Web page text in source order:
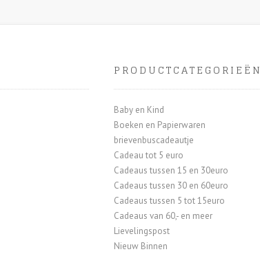
PRODUCTCATEGORIEËN
Baby en Kind
Boeken en Papierwaren
brievenbuscadeautje
Cadeau tot 5 euro
Cadeaus tussen 15 en 30euro
Cadeaus tussen 30 en 60euro
Cadeaus tussen 5 tot 15euro
Cadeaus van 60,- en meer
Lievelingspost
Nieuw Binnen